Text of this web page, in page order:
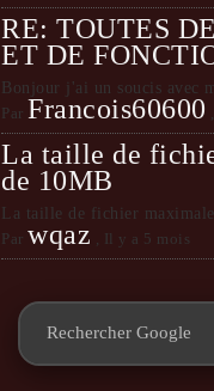
RE: TOUTES
ET DE
Bonjour j'ai un soucis avec
Par Francois60600
La taille de
de 10MB
La taille de fichier
Par wqaz Il y a 5 mois